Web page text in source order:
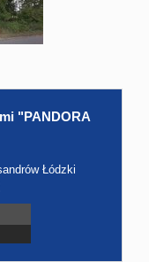
"PANDORA
Łódzki